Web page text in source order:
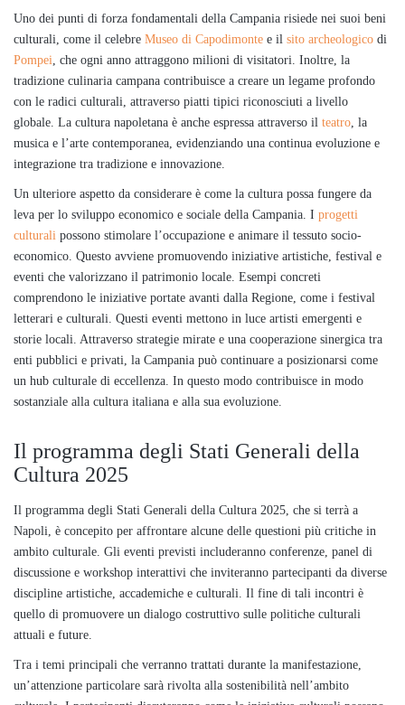
Uno dei punti di forza fondamentali della Campania risiede nei suoi beni
culturali, come il celebre Museo di Capodimonte e il sito archeologico di
Pompei , che ogni anno attraggono milioni di visitatori. Inoltre, la
tradizione culinaria campana contribuisce a creare un legame profondo
con le radici culturali, attraverso piatti tipici riconosciuti a livello
globale. La cultura napoletana è anche espressa attraverso il teatro , la
musica e l’arte contemporanea, evidenziando una continua evoluzione e
integrazione tra tradizione e innovazione.
Un ulteriore aspetto da considerare è come la cultura possa fungere da
leva per lo sviluppo economico e sociale della Campania. I progetti
culturali possono stimolare l’occupazione e animare il tessuto socio-
economico. Questo avviene promuovendo iniziative artistiche, festival e
eventi che valorizzano il patrimonio locale. Esempi concreti
comprendono le iniziative portate avanti dalla Regione, come i festival
letterari e culturali. Questi eventi mettono in luce artisti emergenti e
storie locali. Attraverso strategie mirate e una cooperazione sinergica tra
enti pubblici e privati, la Campania può continuare a posizionarsi come
un hub culturale di eccellenza. In questo modo contribuisce in modo
sostanziale alla cultura italiana e alla sua evoluzione.
Il programma degli Stati Generali della
Cultura 2025
Il programma degli Stati Generali della Cultura 2025, che si terrà a
Napoli, è concepito per affrontare alcune delle questioni più critiche in
ambito culturale. Gli eventi previsti includeranno conferenze, panel di
discussione e workshop interattivi che inviteranno partecipanti da diverse
discipline artistiche, accademiche e culturali. Il fine di tali incontri è
quello di promuovere un dialogo costruttivo sulle politiche culturali
attuali e future.
Tra i temi principali che verranno trattati durante la manifestazione,
un’attenzione particolare sarà rivolta alla sostenibilità nell’ambito